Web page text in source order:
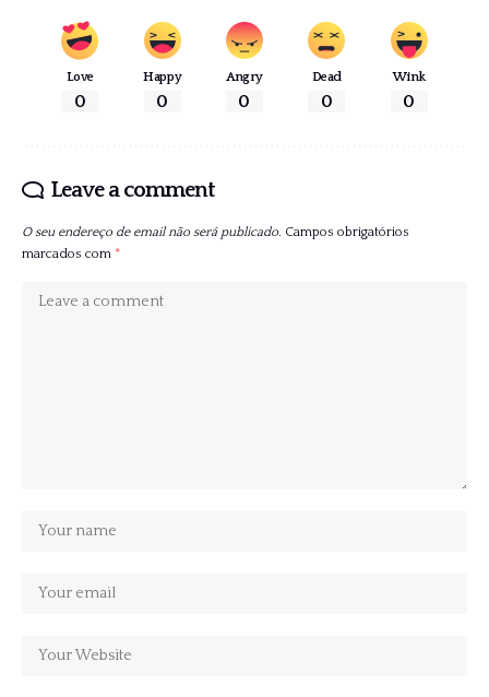
Love
0
Happy
0
Angry
0
Dead
0
Wink
0
Leave a comment
O seu endereço de email não será publicado. Campos obrigatórios
marcados com *